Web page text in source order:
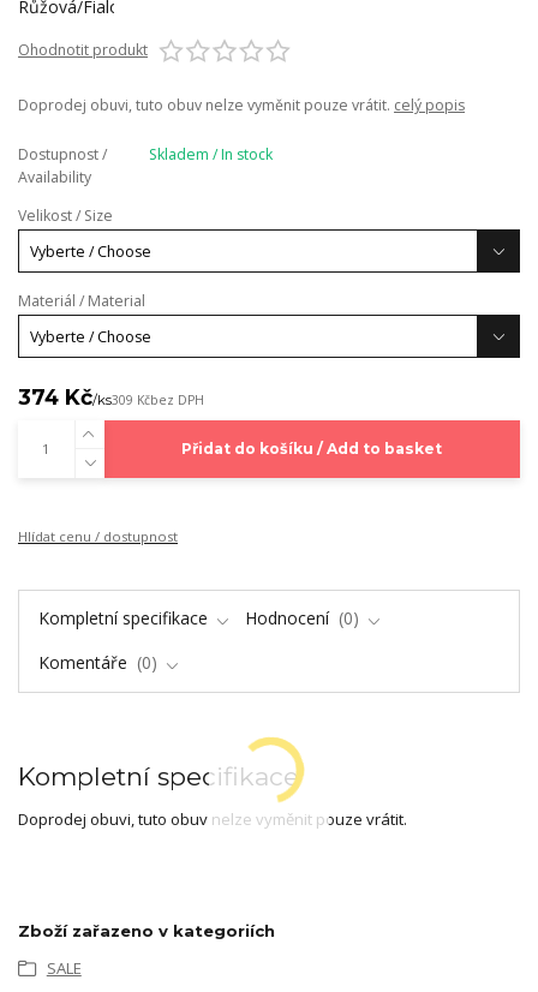
Ohodnotit produkt
Doprodej obuvi, tuto obuv nelze vyměnit pouze vrátit. celý popis
Dostupnost /
Availability
Skladem / In stock
Velikost / Size
Materiál / Material
374 Kč/ks309 Kčbez DPH
Přidat do košíku / Add to basket
Hlídat cenu / dostupnost
Kompletní specifikace Hodnocení
0
Komentáře
0
Kompletní specifikace
Doprodej obuvi, tuto obuv nelze vyměnit pouze vrátit.
Zboží zařazeno v kategoriích
SALE